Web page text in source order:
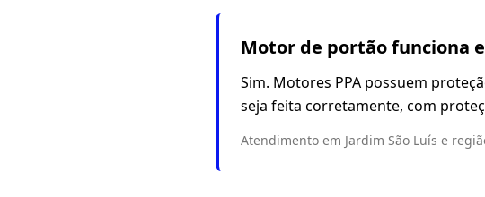
Motor de portão funciona
Sim. Motores PPA possuem
seja feita corretamente, com
Atendimento em Jardim São Luís e